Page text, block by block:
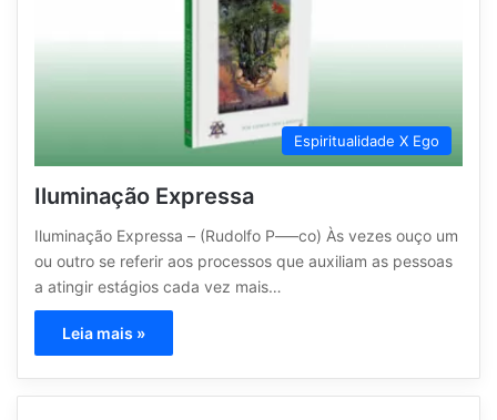
Espiritualidade X Ego
Iluminação Expressa
Iluminação Expressa – (Rudolfo P—–co) Às vezes ouço um
ou outro se referir aos processos que auxiliam as pessoas
a atingir estágios cada vez mais…
Leia mais »